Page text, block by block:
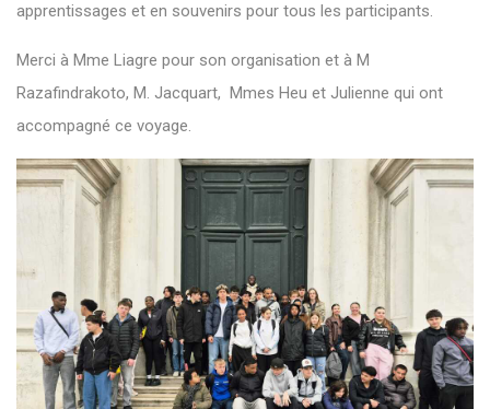
apprentissages et en souvenirs pour tous les participants.
Merci à Mme Liagre pour son organisation et à M
Razafindrakoto, M. Jacquart, Mmes Heu et Julienne qui ont
accompagné ce voyage.